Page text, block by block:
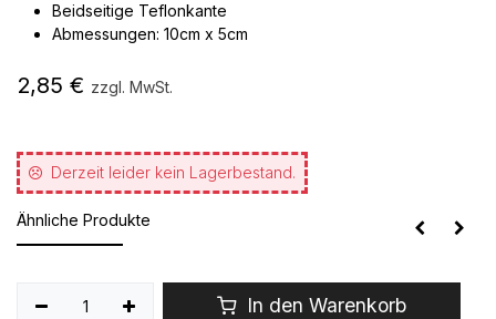
Beidseitige Teflonkante
Abmessungen: 10cm x 5cm
2,85 € zzgl. MwSt.
Derzeit leider kein Lagerbestand.
Ähnliche Produkte
In den Warenkorb